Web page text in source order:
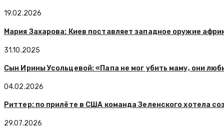
19.02.2026
Мария Захарова: Киев поставляет западное оружие
31.10.2025
Сын Ирины Усольцевой: «Папа не мог убить маму, они
04.02.2026
Риттер: по прилёте в США команда Зеленского хотела
29.07.2026